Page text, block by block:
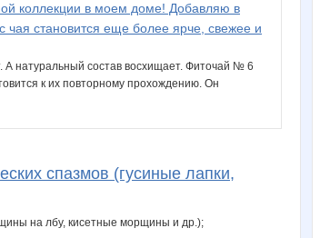
коллекции в моем доме! Добавляю в
чая становится еще более ярче, свежее и
А натуральный состав восхищает. Фиточай № 6
к их повторному прохождению. Он
спазмов (гусиные лапки,